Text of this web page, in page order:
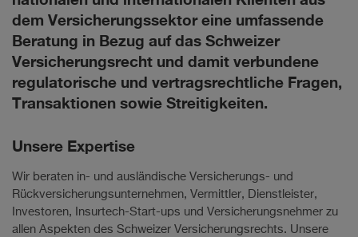
dem Versicherungssektor eine umfassende
Beratung in Bezug auf das Schweizer
Versicherungsrecht und damit verbundene
regulatorische und vertragsrechtliche Fragen,
Transaktionen sowie Streitigkeiten.
Unsere Expertise
Wir beraten in- und ausländische Versicherungs- und
Rückversicherungsunternehmen, Vermittler, Dienstleister,
Investoren, Insurtech-Start-ups und Versicherungsnehmer zu
allen Aspekten des Schweizer Versicherungsrechts. Unsere